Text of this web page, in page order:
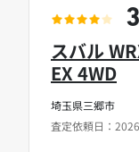
埼玉県三郷市
査定依頼日：
スバル
EX 4WD